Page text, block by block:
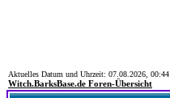
Aktuelles Datum und Uhrzeit: 07.08.2026, 00:44
Witch.BarksBase.de Foren-Übersicht